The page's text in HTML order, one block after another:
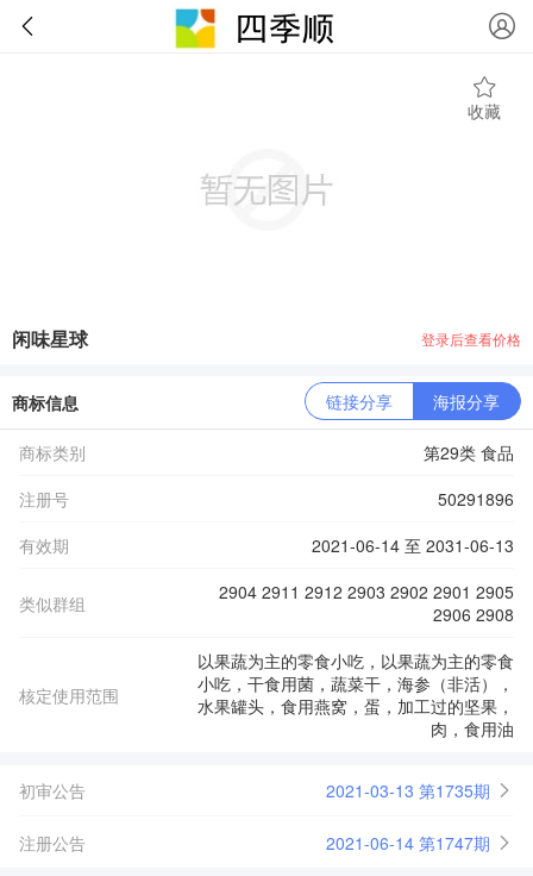
收藏
闲味星球 登录后查看价格
商标信息 链接分享 海报分享
商标类别
第29类 食品
注册号
50291896
有效期
2021-06-14 至 2031-06-13
类似群组
2904 2911 2912 2903 2902 2901 2905
2906 2908
核定使用范围
以果蔬为主的零食小吃，以果蔬为主的零食
小吃，干食用菌，蔬菜干，海参（非活），
水果罐头，食用燕窝，蛋，加工过的坚果，
肉，食用油
初审公告 2021-03-13 第1735期
注册公告 2021-06-14 第1747期